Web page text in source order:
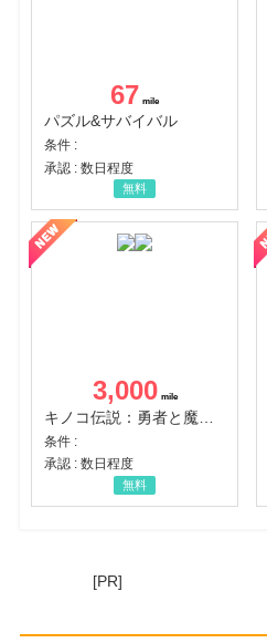
67
パズル&サバイバル
条件 :
承認 : 数日程度
無料
3,000
条件 :
承認 : 数日程度
無料
[PR]